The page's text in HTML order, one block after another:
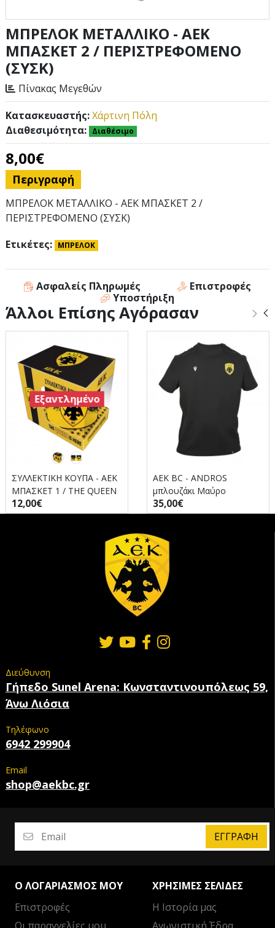
MΠΡΕΛΟΚ ΜΕΤΑΛΛΙΚΟ - ΑΕΚ
ΜΠΑΣΚΕΤ 2 / ΠΕΡΙΣΤΡΕΦΟΜΕΝΟ
(ΣΥΣΚ)
Περιγραφή
MΠΡΕΛΟΚ ΜΕΤΑΛΛΙΚΟ - ΑΕΚ ΜΠΑΣΚΕΤ 2 /
ΠΕΡΙΣΤΡΕΦΟΜΕΝΟ (ΣΥΣΚ)
Κατασκευαστής:Χάρτινη Πόλη
Διαθεσιμότητα: Διαθέσιμο
8,00€
Ετικέτες: MΠΡΕΛΟΚ
Πίνακας Μεγεθών
Ασφαλείς Πληρωμές
Επιστροφές
Υποστήριξη
Άλλοι Επίσης Αγόρασαν
Εξαντλημένο
ΣΥΛΛΕΚΤΙΚΗ ΚΟΥΠΑ - ΑΕΚ
ΜΠΑΣΚΕΤ 1 / THE QUEEN
IS HERE (ΣΥΣΚ)
12,00€
AEK BC - ANDROS
μπλουζάκι Μαύρο
35,00€
Διεύθυνση
Γήπεδο Sunel Arena: Κωνσταντινουπόλεως 59,
Άνω Λιόσια
Τηλέφωνο
6942 299904
Email
shop@aekbc.gr
ΕΓΓΡΑΦΉ
Ο ΛΟΓΑΡΙΑΣΜΌΣ ΜΟΥ
Επιστροφές
ΧΡΉΣΙΜΕΣ ΣΕΛΊΔΕΣ
Η Ιστορία μας